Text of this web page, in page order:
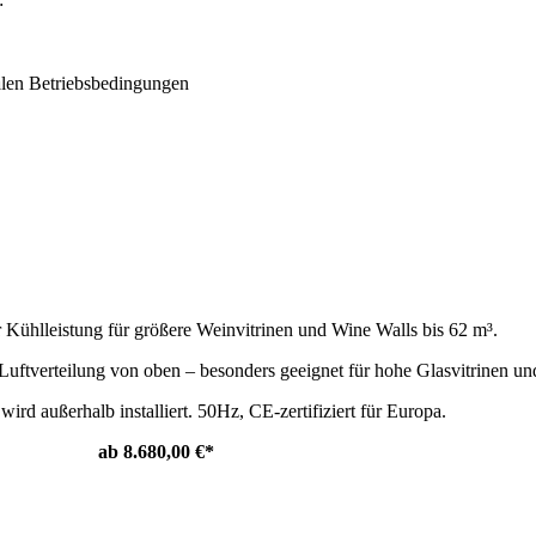
Betriebsbedingungen
für größere Weinvitrinen und Wine Walls bis 62 m³.
von oben – besonders geeignet für hohe Glasvitrinen
außerhalb installiert. 50Hz, CE-zertifiziert für Europa.
ab 8.680,00 €*